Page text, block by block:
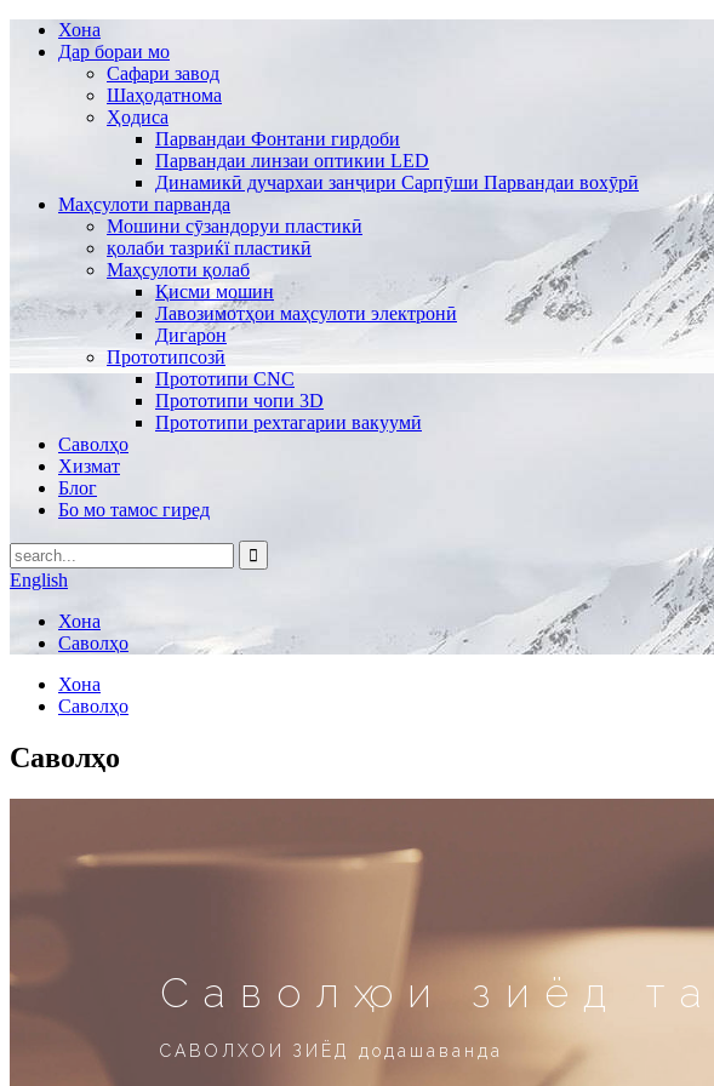
Хона
Дар бораи мо
Сафари завод
Шаҳодатнома
Ҳодиса
Парвандаи Фонтани гирдоби
Парвандаи линзаи оптикии LED
Динамикӣ дучархаи занҷири Сарпӯши Парвандаи вохӯрӣ
Маҳсулоти парванда
Мошини сӯзандоруи пластикӣ
қолаби тазриќї пластикӣ
Маҳсулоти қолаб
Қисми мошин
Лавозимотҳои маҳсулоти электронӣ
Дигарон
Прототипсозӣ
Прототипи CNC
Прототипи чопи 3D
Прототипи рехтагарии вакуумӣ
Саволҳо
Хизмат
Блог
Бо мо тамос гиред
English
Хона
Саволҳо
Хона
Саволҳо
Саволҳо
Саволҳои зиёд
САВОЛХОИ ЗИЁД додашаванда